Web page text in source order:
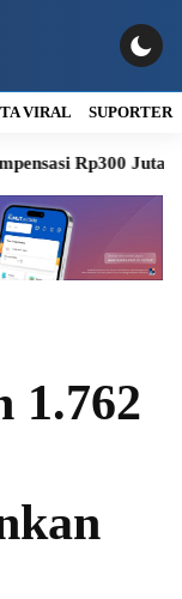
VIRAL SUPORTER
Juta
1.762